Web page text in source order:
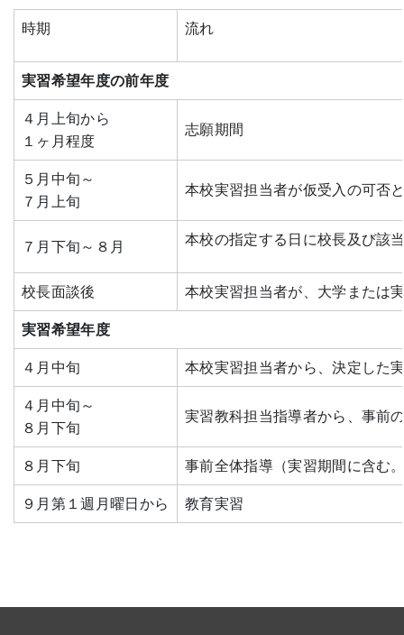
時期 流れ
実習希望年度の前年度
４月上旬から
１ヶ月程度
志願期間
５月中旬～
７月上旬
本校実習担当者が仮受入の可否
７月下旬～８月 本校の指定する日に校長及び該
校長面談後 本校実習担当者が、大学または
実習希望年度
４月中旬 本校実習担当者から、決定した
４月中旬～
８月下旬
実習教科担当指導者から、事前
８月下旬 事前全体指導（実習期間に含む
９月第１週月曜日から 教育実習